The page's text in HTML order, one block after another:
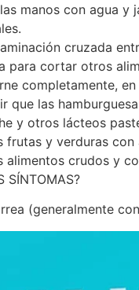
manos con agua
cruzada
para cortar otros
completamente,
que las
y otros lácteos
frutas y verduras
alimentos crudos y
SÍNTOMAS?
(generalmente